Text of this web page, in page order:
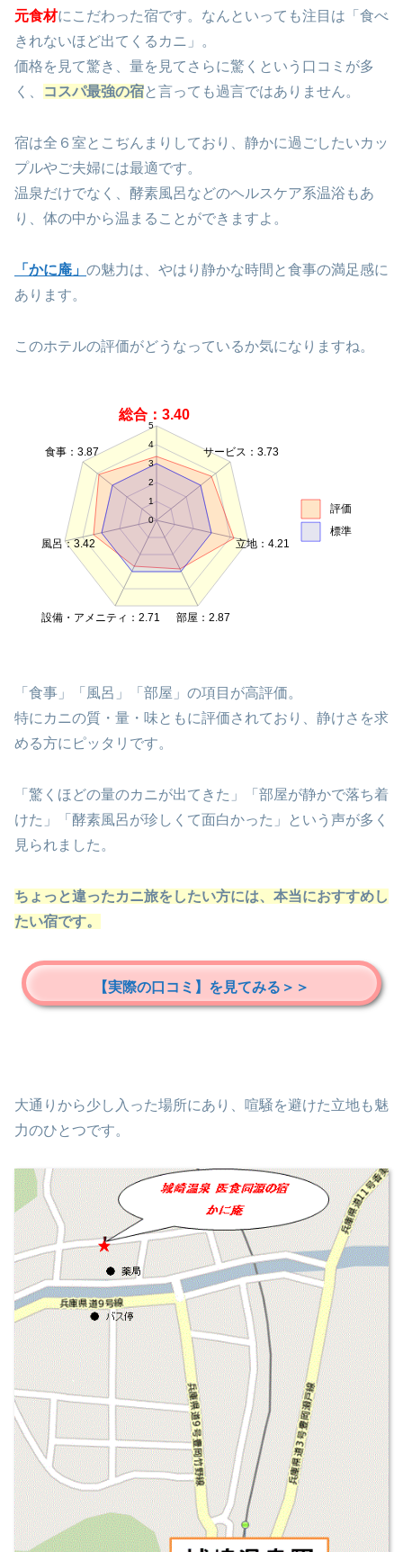
元食材にこだわった宿です。なんといっても注目は「食べ
きれないほど出てくるカニ」。
価格を見て驚き、量を見てさらに驚くという口コミが多
く、
コスパ最強の宿と言っても過言ではありません。
宿は全６室とこぢんまりしており、静かに過ごしたいカッ
プルやご夫婦には最適です。
温泉だけでなく、酵素風呂などのヘルスケア系温浴もあ
り、体の中から温まることができますよ。
「かに庵」 の魅力は、やはり静かな時間と食事の満足感に
あります。
このホテルの評価がどうなっているか気になりますね。
0
1
2
3
4
5
総合：3.40
サービス：3.73
立地：4.21
部屋：2.87
設備・アメニティ：2.71
風呂：3.42
食事：3.87
評価
標準
「食事」「風呂」「部屋」の項目が高評価。
特にカニの質・量・味ともに評価されており、静けさを求
める方にピッタリです。
「驚くほどの量のカニが出てきた」「部屋が静かで落ち着
けた」「酵素風呂が珍しくて面白かった」という声が多く
見られました。
ちょっと違ったカニ旅をしたい方には、本当におすすめし
たい宿です。
【実際の口コミ】を見てみる＞＞
大通りから少し入った場所にあり、喧騒を避けた立地も魅
力のひとつです。